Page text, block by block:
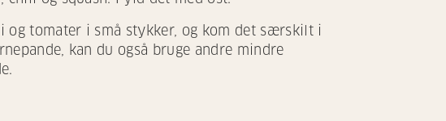
og tomater i små stykker, og kom det særskilt i
kan du også bruge andre mindre